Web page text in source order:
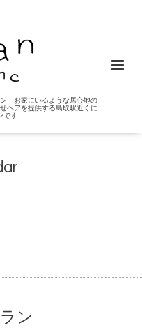
お家にいるような居心地の
ヘアを提供する鳥取駅近くに
です
ン